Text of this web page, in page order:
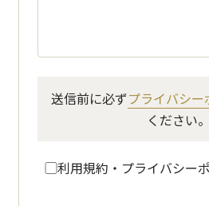
送信前に必ずプライバシー
ください。
利用規約・プライバシー